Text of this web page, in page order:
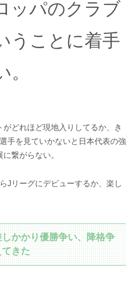
ッパのクラブ
うことに着手
どれほど現地入りしてるか、き
手を見ていかないと日本代表の強
繋がらない。
Jリーグにデビューするか、楽し
かかり優勝争い、降格争
きた